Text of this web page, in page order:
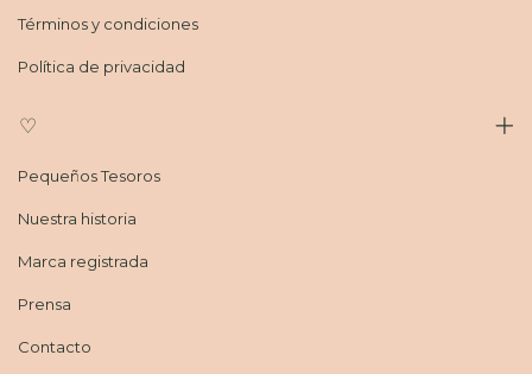
Términos y condiciones
Política de privacidad
♡
Pequeños Tesoros
Nuestra historia
Marca registrada
Prensa
Contacto